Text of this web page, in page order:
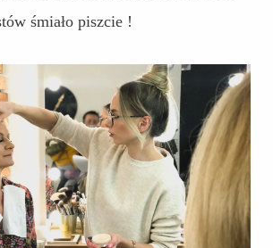
śmiało piszcie !